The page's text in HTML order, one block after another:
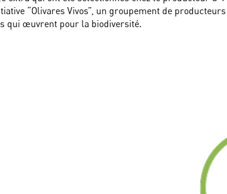
“Olivares Vivos”, un groupement de
qui œuvrent pour la biodiversité.